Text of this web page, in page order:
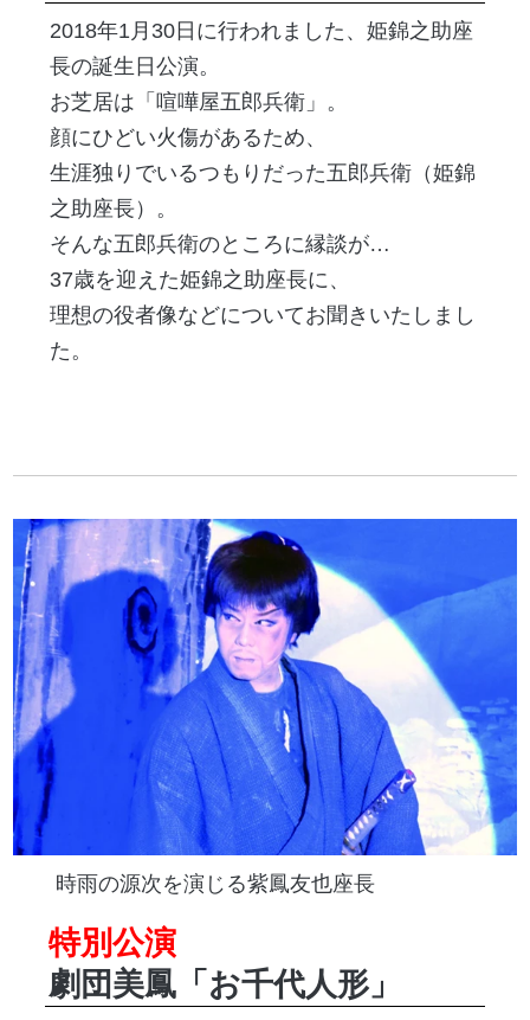
2018年1月30日に行われました、姫錦之助座
長の誕生日公演。
お芝居は「喧嘩屋五郎兵衛」。
顔にひどい火傷があるため、
生涯独りでいるつもりだった五郎兵衛（姫錦
之助座長）。
そんな五郎兵衛のところに縁談が…
37歳を迎えた姫錦之助座長に、
理想の役者像などについてお聞きいたしまし
た。
時雨の源次を演じる紫鳳友也座長
特別公演
劇団美鳳「お千代人形」